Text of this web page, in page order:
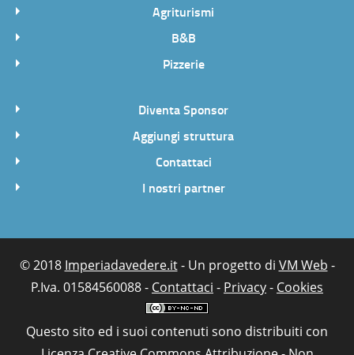
Agriturismi
B&B
Pizzerie
Diventa Sponsor
Aggiungi struttura
Contattaci
I nostri partner
© 2018 Imperiadavedere.it- Un progetto di VM Web -
P.Iva. 01584560088 - Contattaci - Privacy- Cookies
Questo sito ed i suoi contenuti sono distribuiti con